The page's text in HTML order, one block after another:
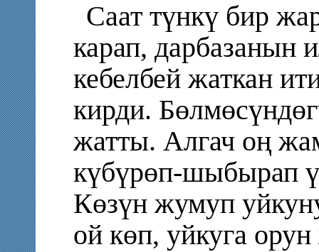
Саат түнкү бир
карап, дарбазанын
кебелбей жаткан
кирди.
жатты. Алгач оң
күбүрөп-шыбырап
Көзүн жумуп
ой көп, уйкуга